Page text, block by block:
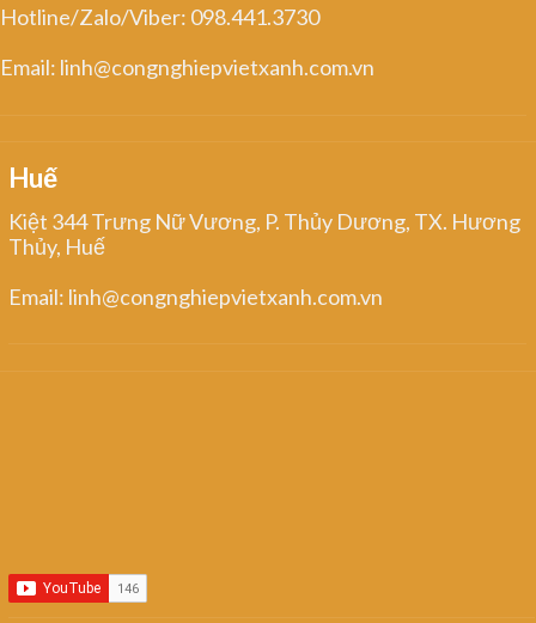
Hotline/Zalo/Viber: 098.441.3730
Email: linh@congnghiepvietxanh.com.vn
Huế
Kiệt 344 Trưng Nữ Vương, P. Thủy Dương, TX. Hương
Thủy, Huế
Email: linh@congnghiepvietxanh.com.vn